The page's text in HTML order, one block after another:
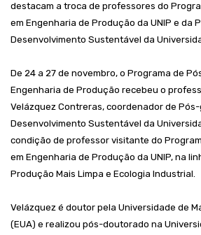
destacam a troca de professores do
em Engenharia de Produção da UNIP e da
Desenvolvimento Sustentável da
De 24 a 27 de novembro, o Programa de
Engenharia de Produção recebeu o
Velázquez Contreras, coordenador de
Desenvolvimento Sustentável da
condição de professor visitante do
em Engenharia de Produção da UNIP, na
Produção Mais Limpa e Ecologia Industrial.
Velázquez é doutor pela Universidade de
(EUA) e realizou pós-doutorado na